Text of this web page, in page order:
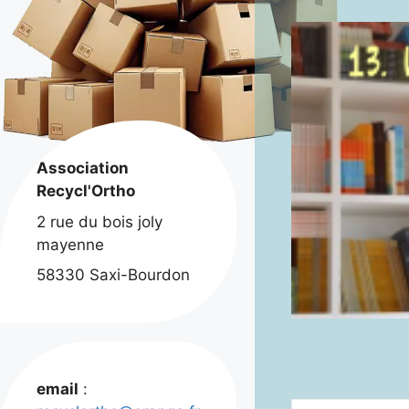
Association
Recycl'Ortho
2 rue du bois joly
mayenne
58330 Saxi-Bourdon
email :